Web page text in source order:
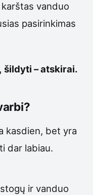
vanduo
pasirinkimas
šildyti – atskirai.
kasdien, bet yra
dar labiau.
ir vanduo